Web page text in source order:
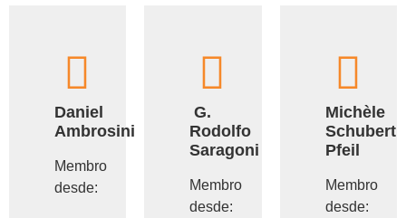
Daniel
Ambrosini
Membro
desde:
G.
Rodolfo
Saragoni
Membro
desde:
Michèle
Schubert
Pfeil
Membro
desde: